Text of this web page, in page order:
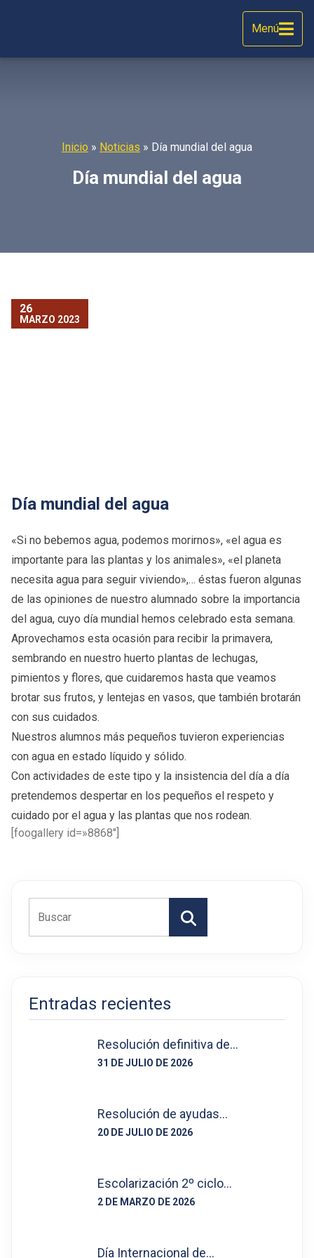
Menú
Inicio » Noticias » Día mundial del agua
Día mundial del agua
26
MARZO 2023
Día mundial del agua
«Si no bebemos agua, podemos morirnos», «el agua es
importante para las plantas y los animales», «el planeta
necesita agua para seguir viviendo»,… éstas fueron algunas
de las opiniones de nuestro alumnado sobre la importancia
del agua, cuyo día mundial hemos celebrado esta semana.
Aprovechamos esta ocasión para recibir la primavera,
sembrando en nuestro huerto plantas de lechugas,
pimientos y flores, que cuidaremos hasta que veamos
brotar sus frutos, y lentejas en vasos, que también brotarán
con sus cuidados.
Nuestros alumnos más pequeños tuvieron experiencias
con agua en estado líquido y sólido.
Con actividades de este tipo y la insistencia del día a día
pretendemos despertar en los pequeños el respeto y
cuidado por el agua y las plantas que nos rodean.
[foogallery id=»8868″]
Buscar
Entradas recientes
Resolución definitiva de…
31 DE JULIO DE 2026
Resolución de ayudas…
20 DE JULIO DE 2026
Escolarización 2º ciclo…
2 DE MARZO DE 2026
Día Internacional de…